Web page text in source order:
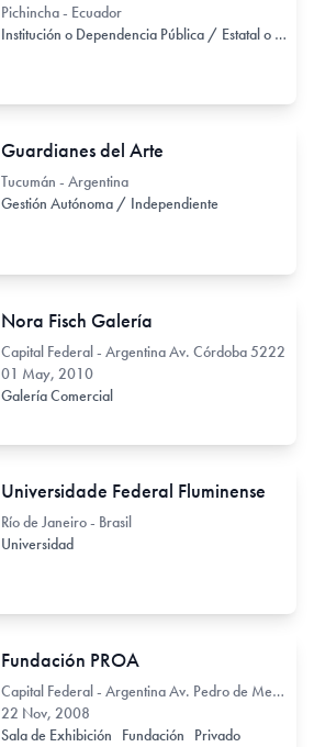
Pichincha - Ecuador
Institución o Dependencia Pública / Estatal o Provincial
Guardianes del Arte
Tucumán - Argentina
Gestión Autónoma / Independiente
Nora Fisch Galería
Capital Federal - Argentina Av. Córdoba 5222
01 May, 2010
Galería Comercial
Universidade Federal Fluminense
Río de Janeiro - Brasil
Universidad
Fundación PROA
Capital Federal - Argentina Av. Pedro de Mendoza 1929
22 Nov, 2008
Sala de Exhibición
Fundación Privado